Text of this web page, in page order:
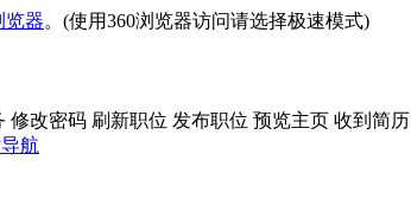
览器。(使用360浏览器访问请选择极速模式)
修改密码 刷新职位 发布职位 预览主页 收到简历
航